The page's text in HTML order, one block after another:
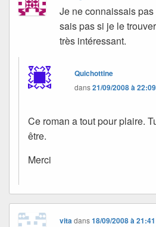
Je ne connaissais
sais pas si je le
très intéressant.
Quichottine
dans21/09/2008 à 22:09
Ce roman a tout pour plaire.
être.
Merci
vitadans18/09/2008 à 21:41